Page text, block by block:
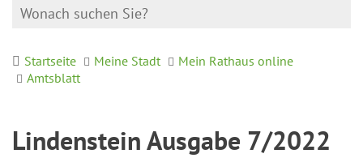
Startseite Meine Stadt
Mein Rathaus online
Amtsblatt
Lindenstein Ausgabe 7/2022